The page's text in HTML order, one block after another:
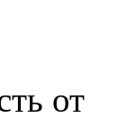
от